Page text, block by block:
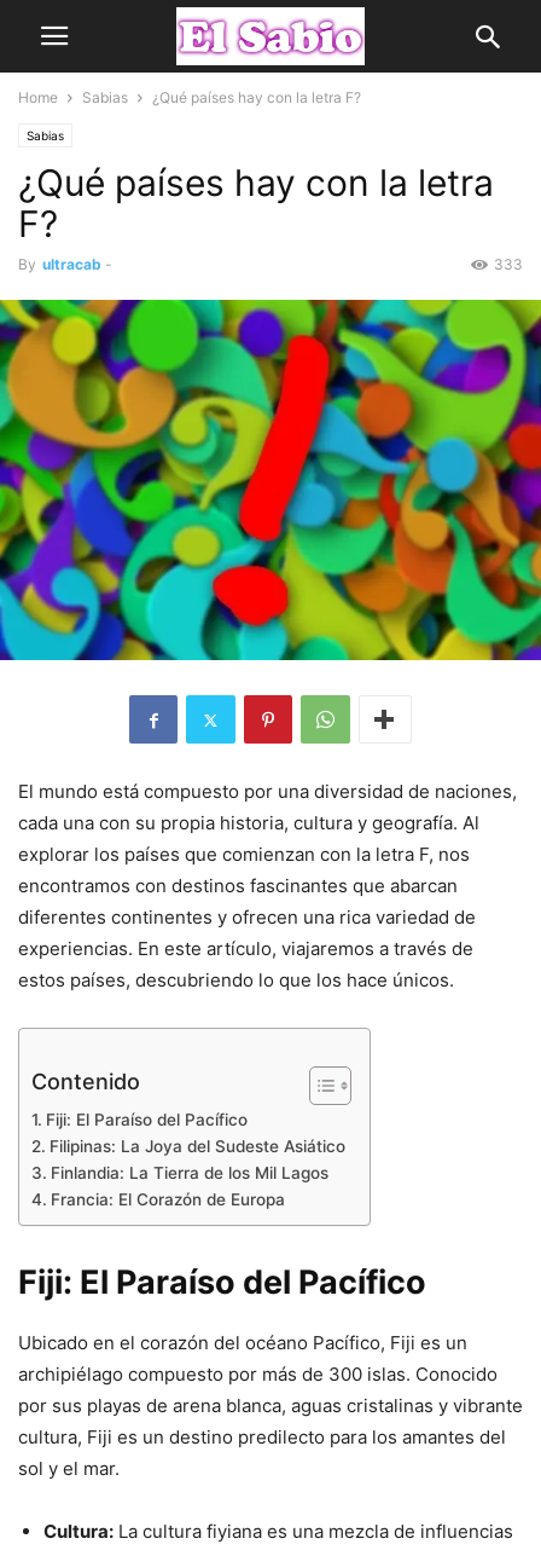
Home Sabias ¿Qué países hay con la letra F?
Sabias
¿Qué países hay con la letra
F?
By ultracab - 333
El mundo está compuesto por una diversidad de naciones,
cada una con su propia historia, cultura y geografía. Al
explorar los países que comienzan con la letra F, nos
encontramos con destinos fascinantes que abarcan
diferentes continentes y ofrecen una rica variedad de
experiencias. En este artículo, viajaremos a través de
estos países, descubriendo lo que los hace únicos.
Contenido
Fiji: El Paraíso del Pacífico
Filipinas: La Joya del Sudeste Asiático
Finlandia: La Tierra de los Mil Lagos
Francia: El Corazón de Europa
Fiji: El Paraíso del Pacífico
Ubicado en el corazón del océano Pacífico, Fiji es un
archipiélago compuesto por más de 300 islas. Conocido
por sus playas de arena blanca, aguas cristalinas y vibrante
cultura, Fiji es un destino predilecto para los amantes del
sol y el mar.
Cultura: La cultura fiyiana es una mezcla de influencias